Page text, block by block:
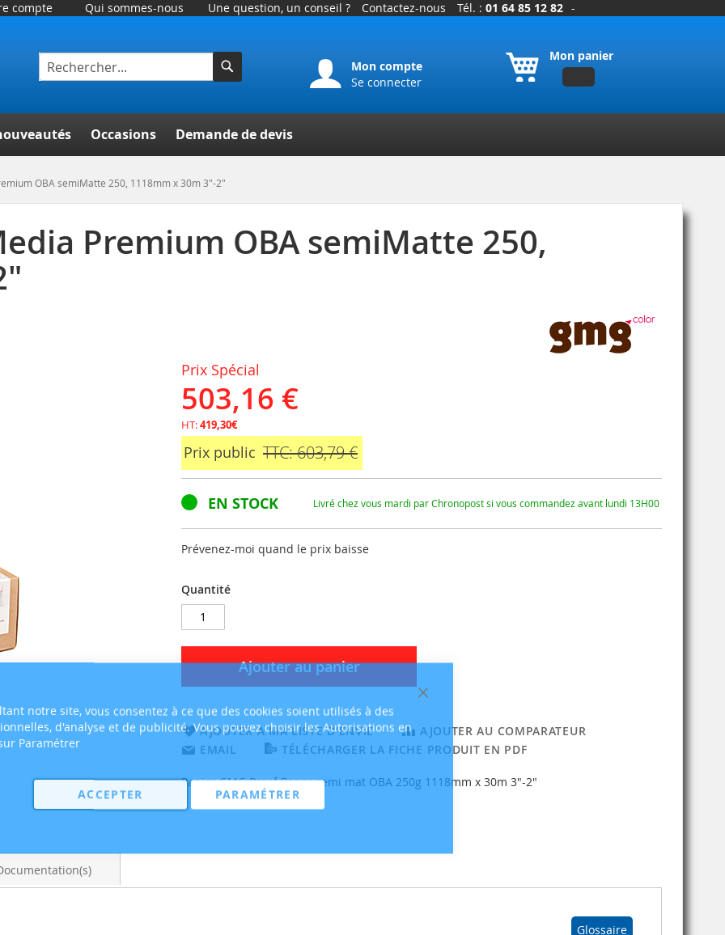
Fermer
notre site, vous consentez à ce que des cookies soient utilisés à des
d'analyse et de publicité. Vous pouvez choisir les Autorisations en
Paramétrer
ACCEPTER PARAMÉTRER
compte Qui sommes-nous Une question, un conseil ? Contactez-nous Tél. : 01 64 85 12 82 -
Mon panier
Mon compte
Se connecter
Occasions Demande de devis
OBA semiMatte 250, 1118mm x 30m 3"-2"
Premium OBA semiMatte 250,
Prix Spécial
503,16 €
HT:419,30€
Prix public TTC: 603,79 €
EN STOCK Livré chez vous mardi par Chronopost si vous commandez avant lundi 13H00
Prévenez-moi quand le prix baisse
Quantité
Ajouter au panier
AJOUTER À MA LISTE D’ENVIE
AJOUTER AU COMPARATEUR
EMAIL
TÉLÉCHARGER LA FICHE PRODUIT EN PDF
Papier GMG Proof Paper semi mat OBA 250g 1118mm x 30m 3"-2"
Glossaire